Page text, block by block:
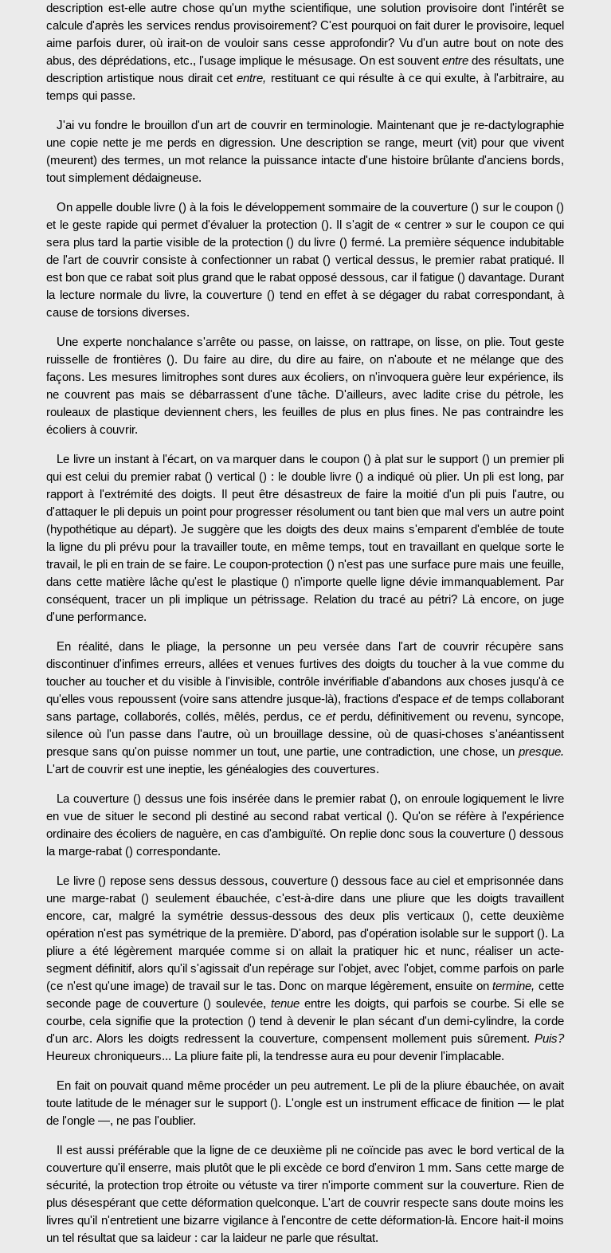
description est-elle autre chose qu'un mythe scientifique, une solution provisoire dont l'intérêt se
calcule d'après les services rendus provisoire­ment? C'est pourquoi on fait durer le provisoire, lequel
aime parfois durer, où irait-on de vouloir sans cesse approfondir? Vu d'un autre bout on note des
abus, des déprédations, etc., l'usage implique le mésusage. On est souvent entre des résultats, une
description artistique nous dirait cetentre, restituant ce qui résulte à ce qui exulte, à l'arbitraire, au
temps qui passe.
J'ai vu fondre le brouillon d'un art de couvrir en terminologie. Maintenant que je re-dactylographie
une copie nette je me perds en digression. Une descrip­tion se range, meurt (vit) pour que vivent
(meurent) des termes, un mot relance la puissance intacte d'une histoire brûlante d'anciens bords,
tout simplement dédaigneuse.
On appelle double livre () à la fois le développement sommaire de la couver­ture () sur le coupon ()
et le geste rapide qui permet d'évaluer la protection (). Il s'agit de « centrer » sur le coupon ce qui
sera plus tard la partie visible de la pro­tection () du livre () fermé. La première séquence indubitable
de l'art de couvrir consiste à confectionner un rabat () vertical dessus, le premier rabat pratiqué. Il
est bon que ce rabat soit plus grand que le rabat opposé dessous, car il fatigue () davantage. Durant
la lecture normale du livre, la couverture () tend en effet à se dégager du rabat correspondant, à
cause de torsions diverses.
Une experte nonchalance s'arrête ou passe, on laisse, on rattrape, on lisse, on plie. Tout geste
ruisselle de frontières (). Du faire au dire, du dire au faire, on n'aboute et ne mélange que des
façons. Les mesures limitrophes sont dures aux écoliers, on n'invoquera guère leur expérience, ils
ne couvrent pas mais se débar­rassent d'une tâche. D'ailleurs, avec ladite crise du pétrole, les
rouleaux de plas­tique deviennent chers, les feuilles de plus en plus fines. Ne pas contraindre les
écoliers à couvrir.
Le livre un instant à l'écart, on va marquer dans le coupon () à plat sur le support () un premier pli
qui est celui du premier rabat () vertical () : le double livre () a indiqué où plier. Un pli est long, par
rapport à l'extrémité des doigts. Il peut être désastreux de faire la moitié d'un pli puis l'autre, ou
d'attaquer le pli depuis un point pour progresser résolument ou tant bien que mal vers un autre point
(hypothétique au départ). Je suggère que les doigts des deux mains s'empa­rent d'emblée de toute
la ligne du pli prévu pour la travailler toute, en même temps, tout en travaillant en quelque sorte le
travail, le pli en train de se faire. Le coupon-protection () n'est pas une surface pure mais une feuille,
dans cette matière lâche qu'est le plastique () n'importe quelle ligne dévie immanquablement. Par
conséquent, tracer un pli implique un pétrissage. Relation du tracé au pétri? Là encore, on juge
d'une performance.
En réalité, dans le pliage, la personne un peu versée dans l'art de couvrir récu­père sans
discontinuer d'infimes erreurs, allées et venues furtives des doigts du toucher à la vue comme du
toucher au toucher et du visible à l'invisible, contrôle invérifiable d'abandons aux choses jusqu'à ce
qu'elles vous repoussent (voire sans attendre jusque-là), fractions d'espaceet de temps collaborant
sans partage, collaborés, collés, mêlés, perdus, ce et perdu, définitivement ou revenu, syncope,
silence où l'un passe dans l'autre, où un brouillage dessine, où de quasi-choses s'anéantissent
presque sans qu'on puisse nommer un tout, une partie, une contra­diction, une chose, un presque.
L'art de couvrir est une ineptie, les généalogies des couvertures.
La couverture () dessus une fois insérée dans le premier rabat (), on enroule logiquement le livre
en vue de situer le second pli destiné au second rabat vertical (). Qu'on se réfère à l'expérience
ordinaire des écoliers de naguère, en cas d'ambiguïté. On replie donc sous la couverture () dessous
la marge-rabat () correspondante.
Le livre () repose sens dessus dessous, couverture () dessous face au ciel et emprisonnée dans
une marge-rabat () seulement ébauchée, c'est-à-dire dans une pliure que les doigts travaillent
encore, car, malgré la symétrie dessus-dessous des deux plis verticaux (), cette deuxième
opération n'est pas symétrique de la pre­mière. D'abord, pas d'opération isolable sur le support (). La
pliure a été légère­ment marquée comme si on allait la pratiquer hic et nunc, réaliser un acte-
segment définitif, alors qu'il s'agissait d'un repérage sur l'objet, avec l'objet, comme par­fois on parle
(ce n'est qu'une image) de travail sur le tas. Donc on marque légère­ment, ensuite ontermine, cette
seconde page de couverture () soulevée, tenue entre les doigts, qui parfois se courbe. Si elle se
courbe, cela signifie que la pro­tection () tend à devenir le plan sécant d'un demi-cylindre, la corde
d'un arc. Alors les doigts redressent la couverture, compensent mollement puis sûrement. Puis?
Heureux chroniqueurs... La pliure faite pli, la tendresse aura eu pour devenir l'implacable.
En fait on pouvait quand même procéder un peu autrement. Le pli de la pliure ébauchée, on avait
toute latitude de le ménager sur le support (). L'ongle est un instrument efficace de finition — le plat
de l'ongle —, ne pas l'oublier.
Il est aussi préférable que la ligne de ce deuxième pli ne coïncide pas avec le bord vertical de la
couverture qu'il enserre, mais plutôt que le pli excède ce bord d'environ 1 mm. Sans cette marge de
sécurité, la protection trop étroite ou vétuste va tirer n'importe comment sur la couverture. Rien de
plus désespérant que cette déformation quelconque. L'art de couvrir respecte sans doute moins les
livres qu'il n'entretient une bizarre vigilance à l'encontre de cette déformation-là. Encore hait-il moins
un tel résultat que sa laideur : car la laideur ne parle que résultat.